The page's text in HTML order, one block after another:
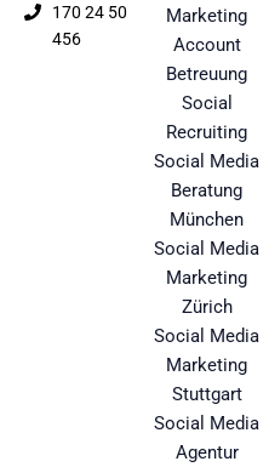
170 24 50
456
Marketing
Account
Betreuung
Social
Recruiting
Social Media
Beratung
München
Social Media
Marketing
Zürich
Social Media
Marketing
Stuttgart
Social Media
Agentur